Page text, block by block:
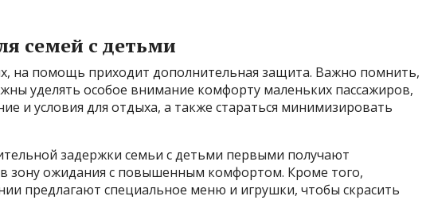
семей с детьми
на помощь приходит дополнительная защита. Важно помнить,
уделять особое внимание комфорту маленьких пассажиров,
и условия для отдыха, а также стараться минимизировать
задержки семьи с детьми первыми получают
зону ожидания с повышенным комфортом. Кроме того,
предлагают специальное меню и игрушки, чтобы скрасить